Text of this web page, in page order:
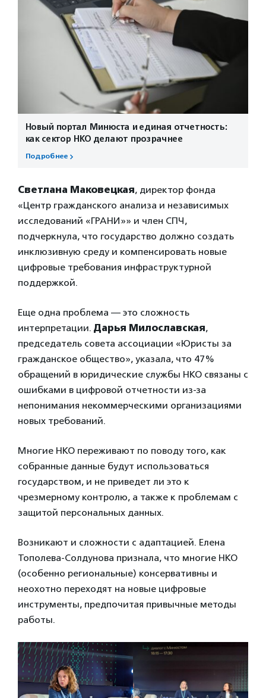
Новый портал Минюста и единая отчетность:
как сектор НКО делают прозрачнее
Подробнее
Светлана Маковецкая, директор фонда
«Центр гражданского анализа и независимых
исследований «ГРАНИ»» и член СПЧ,
подчеркнула, что государство должно создать
инклюзивную среду и компенсировать новые
цифровые требования инфраструктурной
поддержкой.
Еще одна проблема — это сложность
интерпретации. Дарья Милославская,
председатель совета ассоциации «Юристы за
гражданское общество», указала, что 47%
обращений в юридические службы НКО связаны с
ошибками в цифровой отчетности из-за
непонимания некоммерческими организациями
новых требований.
Многие НКО переживают по поводу того, как
собранные данные будут использоваться
государством, и не приведет ли это к
чрезмерному контролю, а также к проблемам с
защитой персональных данных.
Возникают и сложности с адаптацией. Елена
Тополева-Солдунова признала, что многие НКО
(особенно региональные) консервативны и
неохотно переходят на новые цифровые
инструменты, предпочитая привычные методы
работы.